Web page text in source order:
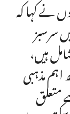
نے کہا کہ
سرسبز
ہیں،
مذہبی